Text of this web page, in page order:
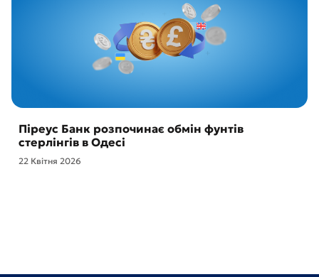
Піреус Банк розпочинає обмін фунтів
стерлінгів в Одесі
22 Квітня 2026